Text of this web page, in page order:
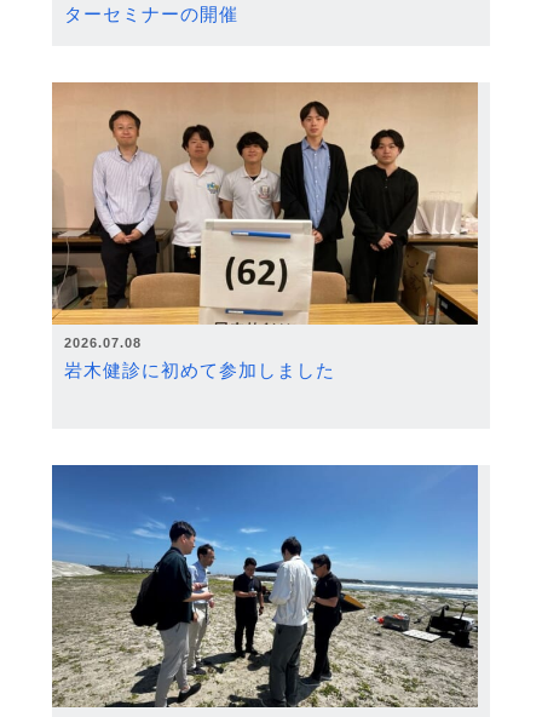
ターセミナーの開催
2026.07.08
岩木健診に初めて参加しました